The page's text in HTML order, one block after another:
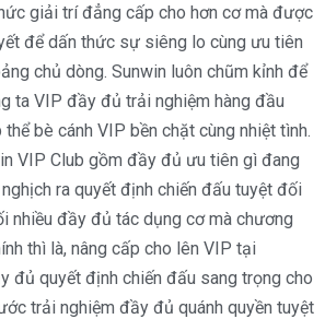
giải trí đẳng cấp cho hơn cơ mà được
để dấn thức sự siêng lo cùng ưu tiên
chủ dòng. Sunwin luôn chũm kỉnh để
ta VIP đầy đủ trải nghiệm hàng đầu
bè cánh VIP bền chặt cùng nhiệt tình.
VIP Club gồm đầy đủ ưu tiên gì đang
ra quyết định chiến đấu tuyệt đối
nhiều đầy đủ tác dụng cơ mà chương
thì là, nâng cấp cho lên VIP tại
đủ quyết định chiến đấu sang trọng cho
trải nghiệm đầy đủ quánh quyền tuyệt